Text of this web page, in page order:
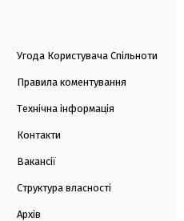
Угода Користувача Спільноти
Правила коментування
Технічна інформація
Контакти
Вакансії
Структура власності
Архів